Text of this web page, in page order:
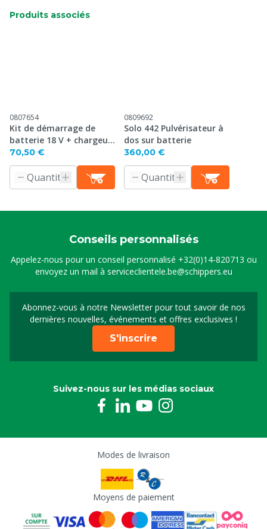
Produits associés
0807654
Kit de démarrage de
batterie 18 V + chargeur
Bosch
70,50 €
0809692
Solo 442 Pulvérisateur à
dos sur batterie
360,00 €
Conseils personnalisés
Appelez-nous pour un conseil personnalisé +32(0)14-820713 ou
envoyez un mail à serviceclientele.be@schippers.eu
Abonnez-vous à notre Newsletter pour tout savoir de nos
dernières nouvelles, événements et offres exclusives !
Inscrivez-vous à notre
S'inscrire
Suivez-nous sur les médias sociaux
Modes de livraison
Moyens de paiement